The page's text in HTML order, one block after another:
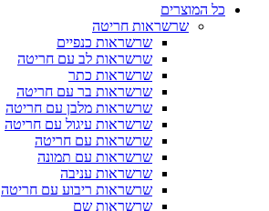
כל המוצרים
שרשראות חריטה
שרשראות כנפיים
שרשראות לב עם חריטה
שרשראות כתר
שרשראות בר עם חריטה
שרשראות מלבן עם חריטה
שרשראות עיגול עם חריטה
שרשראות עם חריטה
שרשראות עם תמונה
שרשראות עניבה
שרשראות ריבוע עם חריטה
שרשראות שם